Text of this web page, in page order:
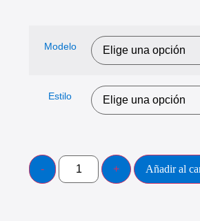
Modelo
Estilo
Añadir al